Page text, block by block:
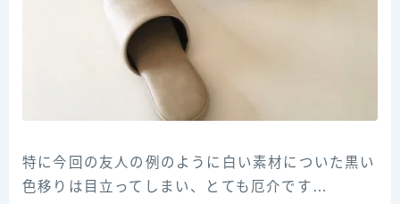
特に今回の友人の例のように白い素材についた黒い
色移りは目立ってしまい、とても厄介です…